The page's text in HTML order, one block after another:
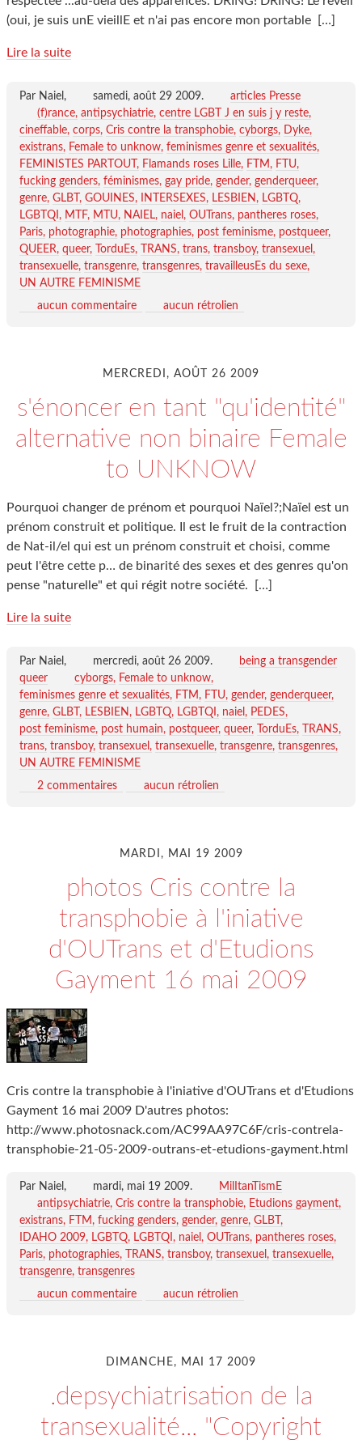
(oui, je suis unE vieillE et n'ai pas encore mon portable
[…]
Lire la suite
Par Naiel, samedi, août 29 2009.
articles Presse
(f)rance antipsychiatrie centre LGBT J en suis j y reste
cineffable corps Cris contre la transphobie cyborgs
Dyke
existrans
Female to unknow feminismes genre et sexualités
FEMINISTES PARTOUT
Flamands roses Lille FTM
FTU
fucking genders féminismes gay pride gender genderqueer
genre GLBT GOUINES INTERSEXES LESBIEN
LGBTQ
LGBTQI
MTF MTU NAIEL naiel OUTrans pantheres roses
Paris photographie photographies post feminisme postqueer
QUEER queer TorduEs TRANS trans transboy transexuel
transexuelle transgenre transgenres travailleusEs du sexe
UN AUTRE FEMINISME
aucun commentaire
aucun rétrolien
MERCREDI, AOÛT 26 2009
s'énoncer en tant "qu'identité"
alternative non binaire Female
to UNKNOW
Pourquoi changer de prénom et pourquoi Naïel?;Naïel est un
prénom construit et politique. Il est le fruit de la contraction
de Nat-il/el qui est un prénom construit et choisi, comme
peut l'être cette p… de binarité des sexes et des genres qu'on
pense "naturelle" et qui régit notre société.
[…]
Lire la suite
Par Naiel, mercredi, août 26 2009.
being a transgender
queer
cyborgs
Female to unknow
feminismes genre et sexualités
FTM FTU gender genderqueer
genre GLBT LESBIEN LGBTQ LGBTQI naiel
PEDES
post feminisme post humain postqueer queer TorduEs
TRANS
trans transboy transexuel transexuelle transgenre transgenres
UN AUTRE FEMINISME
2 commentaires
aucun rétrolien
MARDI, MAI 19 2009
photos Cris contre la
transphobie à l'iniative
d'OUTrans et d'Etudions
Gayment 16 mai 2009
Cris contre la transphobie à l'iniative d'OUTrans et d'Etudions
Gayment 16 mai 2009 D'autres photos:
http://www.photosnack.com/AC99AA97C6F/cris-contrela-
transphobie-21-05-2009-outrans-et-etudions-gayment.html
Par Naiel, mardi, mai 19 2009.
MilItanTismE
antipsychiatrie Cris contre la transphobie
Etudions gayment
existrans
FTM fucking genders gender genre GLBT
IDAHO 2009
LGBTQ LGBTQI naiel OUTrans pantheres roses
Paris photographies TRANS transboy transexuel
transexuelle
transgenre transgenres
aucun commentaire
aucun rétrolien
DIMANCHE, MAI 17 2009
.depsychiatrisation de la
transexualité... "Copyright